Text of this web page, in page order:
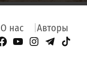
О нас Авторы
Facebook Page
YouTube
Instagram
Telegram
TikTok